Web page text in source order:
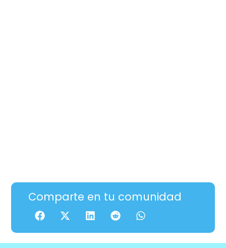
Comparte en tu comunidad